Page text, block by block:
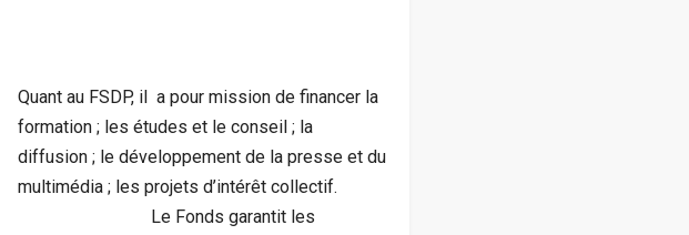
Quant au FSDP, il a pour mission de financer la
formation ; les études et le conseil ; la
diffusion ; le développement de la presse et du
multimédia ; les projets d’intérêt collectif.
Le Fonds garantit les